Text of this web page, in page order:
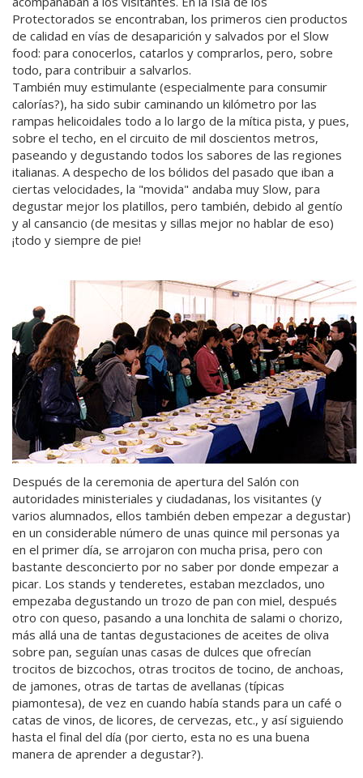
Protectorados se encontraban, los primeros cien productos
de calidad en vías de desaparición y salvados por el Slow
food: para conocerlos, catarlos y comprarlos, pero, sobre
todo, para contribuir a salvarlos.
También muy estimulante (especialmente para consumir
calorías?), ha sido subir caminando un kilómetro por las
rampas helicoidales todo a lo largo de la mítica pista, y pues,
sobre el techo, en el circuito de mil doscientos metros,
paseando y degustando todos los sabores de las regiones
italianas. A despecho de los bólidos del pasado que iban a
ciertas velocidades, la "movida" andaba muy Slow, para
degustar mejor los platillos, pero también, debido al gentío
y al cansancio (de mesitas y sillas mejor no hablar de eso)
¡todo y siempre de pie!
Después de la ceremonia de apertura del Salón con
autoridades ministeriales y ciudadanas, los visitantes (y
varios alumnados, ellos también deben empezar a degustar)
en un considerable número de unas quince mil personas ya
en el primer día, se arrojaron con mucha prisa, pero con
bastante desconcierto por no saber por donde empezar a
picar. Los stands y tenderetes, estaban mezclados, uno
empezaba degustando un trozo de pan con miel, después
otro con queso, pasando a una lonchita de salami o chorizo,
más allá una de tantas degustaciones de aceites de oliva
sobre pan, seguían unas casas de dulces que ofrecían
trocitos de bizcochos, otras trocitos de tocino, de anchoas,
de jamones, otras de tartas de avellanas (típicas
piamontesa), de vez en cuando había stands para un café o
catas de vinos, de licores, de cervezas, etc., y así siguiendo
hasta el final del día (por cierto, esta no es una buena
manera de aprender a degustar?).